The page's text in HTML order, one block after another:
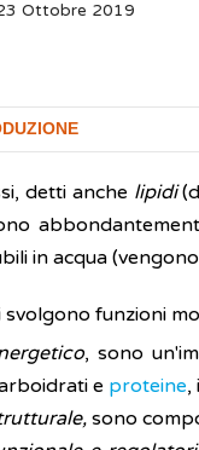
Ottobre 2019
detti anche lipidi
in acqua
svolgono funzioni
, sono
e proteine,
sono